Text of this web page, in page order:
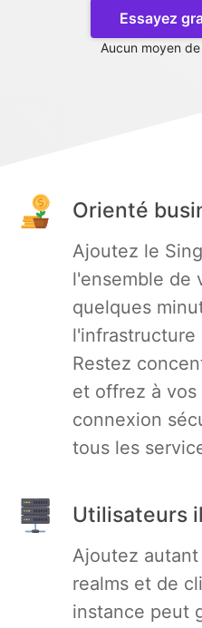
Node-RED
PHP
Postfix
PostgreSQL
Prometheus
Python
RethinkDB
Essayez
Aucun moyen
Orienté
Ajoutez le
l'ensemble de
quelques
l'infrastructure
Restez
et offrez à vos
connexion
tous les
Utilisateurs
Ajoutez
realms et de
instance peut